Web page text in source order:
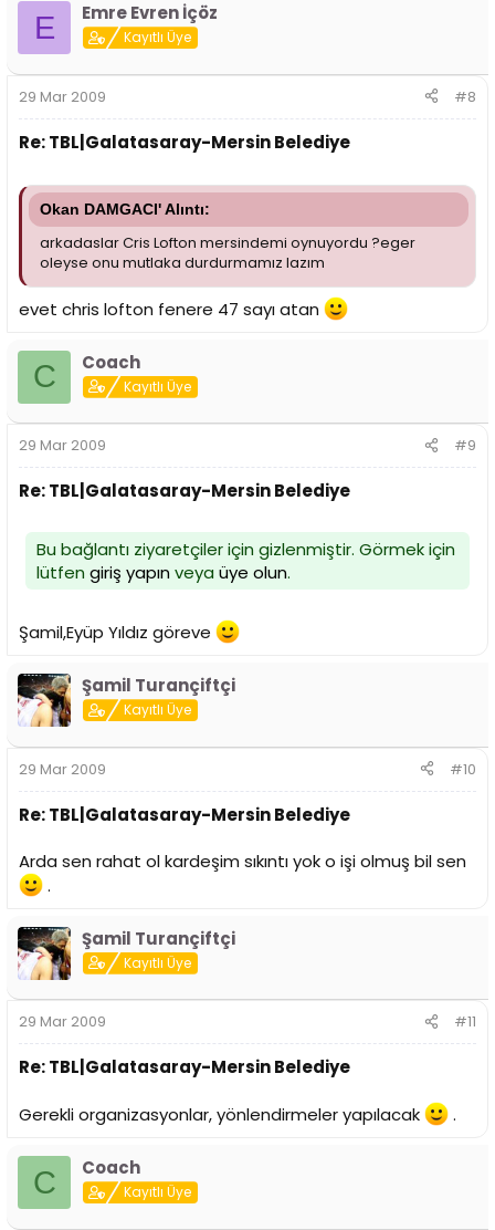
E Emre Evren İçöz
Kayıtlı Üye
29 Mar 2009 #8
Re: TBL|Galatasaray-Mersin Belediye
Okan DAMGACI' Alıntı:
arkadaslar Cris Lofton mersindemi oynuyordu ?eger
oleyse onu mutlaka durdurmamız lazım
evet chris lofton fenere 47 sayı atan
C Coach
Kayıtlı Üye
29 Mar 2009 #9
Re: TBL|Galatasaray-Mersin Belediye
Bu bağlantı ziyaretçiler için gizlenmiştir. Görmek için
lütfen giriş yapınveya üye olun.
Şamil,Eyüp Yıldız göreve
Şamil Turançiftçi
Kayıtlı Üye
29 Mar 2009 #10
Re: TBL|Galatasaray-Mersin Belediye
Arda sen rahat ol kardeşim sıkıntı yok o işi olmuş bil sen
.
Şamil Turançiftçi
Kayıtlı Üye
29 Mar 2009 #11
Re: TBL|Galatasaray-Mersin Belediye
Gerekli organizasyonlar, yönlendirmeler yapılacak .
C Coach
Kayıtlı Üye